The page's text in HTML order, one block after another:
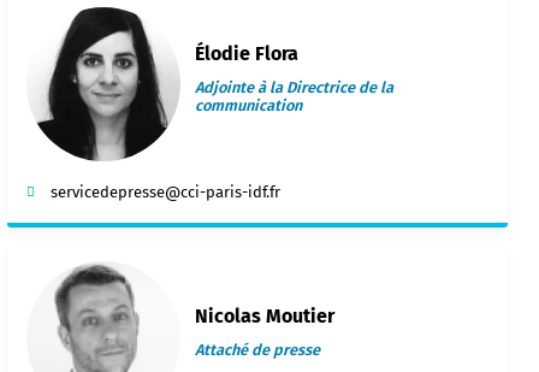
Élodie Flora
Adjointe à la Directrice de la
communication
servicedepresse@cci-paris-idf.fr
Nicolas Moutier
Attaché de presse